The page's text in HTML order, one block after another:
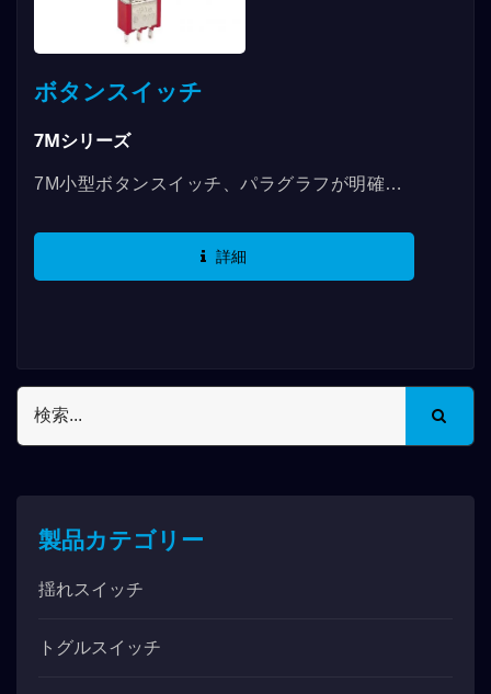
ボタンスイッチ
7Mシリーズ
7M小型ボタンスイッチ、パラグラフが明確
さまざまな組み合わせがあります。SPDT、
DPDT、3PDT、4PDTなどの機能があり、最
のデザインに加えて、縦または横の動作方法を
選択することもでき、ユーザーの習慣に合わせ
詳細
製品カテゴリー
揺れスイッチ
トグルスイッチ